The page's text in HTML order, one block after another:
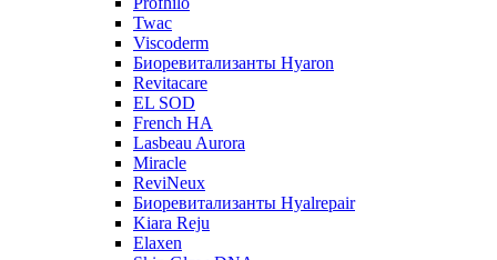
Twac
Viscoderm
Биоревитализанты Hyaron
Revitacare
EL SOD
French HA
Lasbeau Aurora
Miracle
ReviNeux
Биоревитализанты Hyalrepair
Kiara Reju
Elaxen